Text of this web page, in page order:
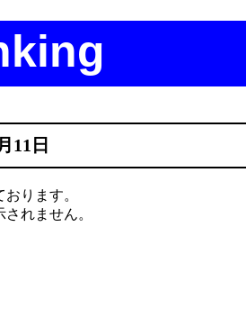
11日
ります。
れません。